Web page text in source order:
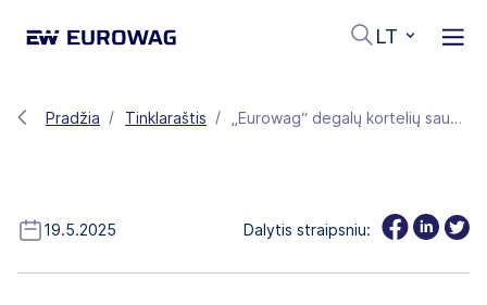
LT
Pradžia Tinklaraštis „Eurowag“ degalų kortelių saugumas: sustabdykite sukčiavimą iš karto
19.5.2025 Dalytis straipsniu: